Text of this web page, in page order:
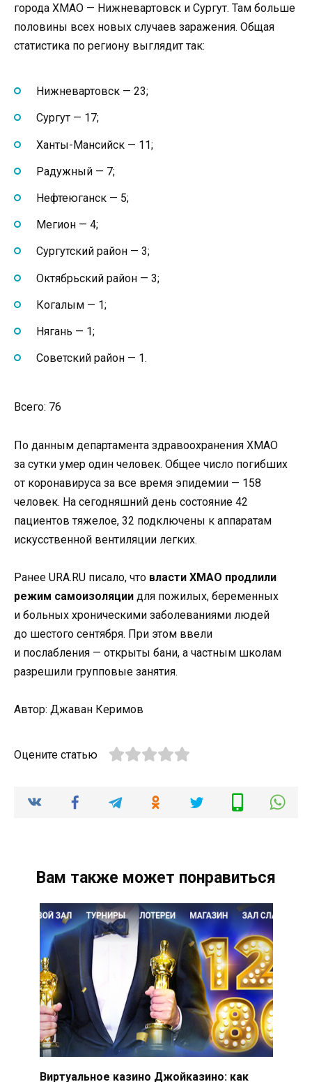
города ХМАО — Нижневартовск и Сургут. Там больше
половины всех новых случаев заражения. Общая
статистика по региону выглядит так:
Нижневартовск — 23;
Сургут — 17;
Ханты-Мансийск — 11;
Радужный — 7;
Нефтеюганск — 5;
Мегион — 4;
Сургутский район — 3;
Октябрьский район — 3;
Когалым — 1;
Нягань — 1;
Советский район — 1.
Всего: 76
По данным департамента здравоохранения ХМАО
за сутки умер один человек. Общее число погибших
от коронавируса за все время эпидемии — 158
человек. На сегодняшний день состояние 42
пациентов тяжелое, 32 подключены к аппаратам
искусственной вентиляции легких.
Ранее URA.RU писало, что власти ХМАО продлили
режим самоизоляции для пожилых, беременных
и больных хроническими заболеваниями людей
до шестого сентября. При этом ввели
и послабления — открыты бани, а частным школам
разрешили групповые занятия.
Автор: Джаван Керимов
Оцените статью
Вам также может понравиться
Виртуальное казино Джойказино: как